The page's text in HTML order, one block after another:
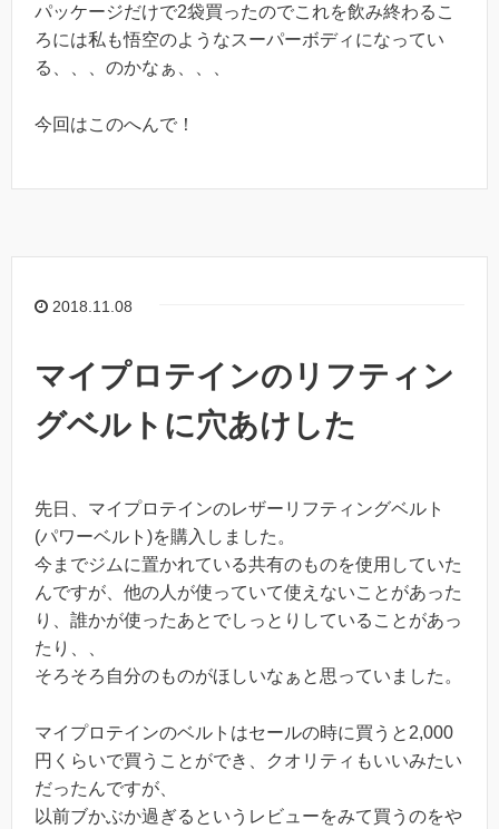
パッケージだけで2袋買ったのでこれを飲み終わるこ
ろには私も悟空のようなスーパーボディになってい
る、、、のかなぁ、、、
今回はこのへんで！
2018.11.08
マイプロテインのリフティン
グベルトに穴あけした
先日、マイプロテインのレザーリフティングベルト
(パワーベルト)を購入しました。
今までジムに置かれている共有のものを使用していた
んですが、他の人が使っていて使えないことがあった
り、誰かが使ったあとでしっとりしていることがあっ
たり、、
そろそろ自分のものがほしいなぁと思っていました。
マイプロテインのベルトはセールの時に買うと2,000
円くらいで買うことができ、クオリティもいいみたい
だったんですが、
以前ブかぶか過ぎるというレビューをみて買うのをや